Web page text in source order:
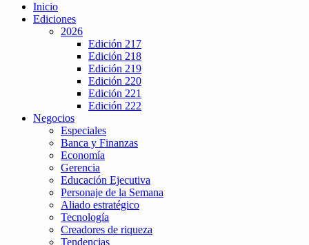
Inicio
Ediciones
2026
Edición 217
Edición 218
Edición 219
Edición 220
Edición 221
Edición 222
Negocios
Especiales
Banca y Finanzas
Economía
Gerencia
Educación Ejecutiva
Personaje de la Semana
Aliado estratégico
Tecnología
Creadores de riqueza
Tendencias